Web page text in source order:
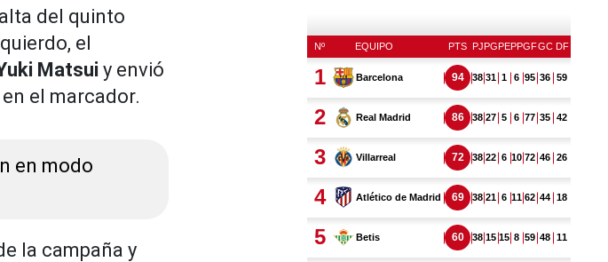
del quinto
el
Matsui y envió
el marcador.
en modo
la campaña y